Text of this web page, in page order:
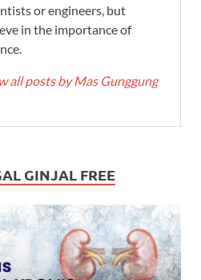
or engineers, but
in the importance of
all posts by Mas Gunggung
GINJAL FREE